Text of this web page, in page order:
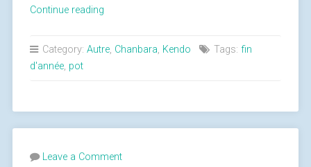
Continue reading
Category: Autre, Chanbara, Kendo Tags: fin
d'année, pot
Leave a Comment